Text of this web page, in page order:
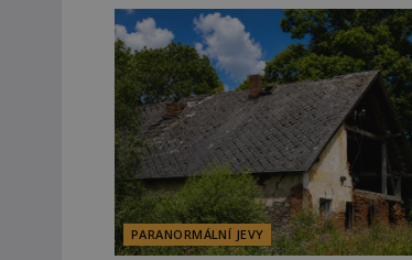
PARANORMÁLNÍ JEVY